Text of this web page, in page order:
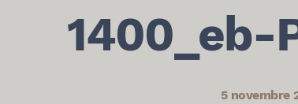
1400_eb-
5 novembre